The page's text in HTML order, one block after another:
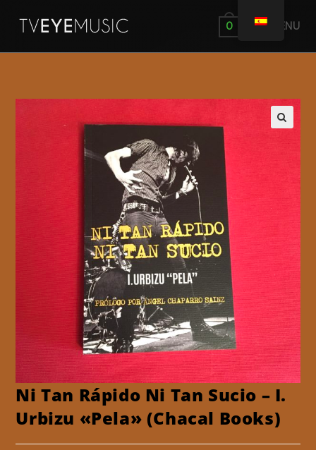
0 MENÚ
Ni Tan Rápido Ni Tan Sucio – I.
Urbizu «Pela» (Chacal Books)